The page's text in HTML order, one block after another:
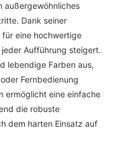
außergewöhnliches
Dank seiner
eine hochwertige
Aufführung steigert.
lebendige Farben aus,
Fernbedienung
ermöglicht eine einfache
die robuste
dem harten Einsatz auf